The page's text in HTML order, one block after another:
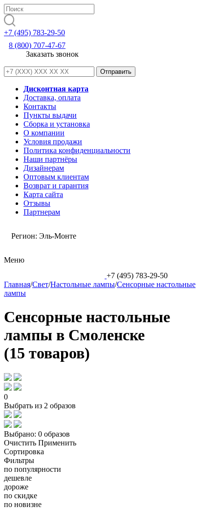
+7 (495) 783-29-50
8 (800) 707-47-67
Заказать звонок
Дисконтная карта
Доставка, оплата
Контакты
Пункты выдачи
Сборка и установка
О компании
Условия продажи
Политика конфиденциальности
Наши партнёры
Дизайнерам
Оптовым клиентам
Возврат и гарантия
Карта сайта
Отзывы
Партнерам
Регион: Эль-Монте
Меню
+7 (495) 783-29-50
Главная/Свет/Настольные лампы/Сенсорные настольные
лампы
Сенсорные настольные
лампы в Смоленске
(15 товаров)
0
Выбрать из 2 образов
Выбрано: 0 образов
Очистить Применить
Сортировка
Фильтры
по популярности
дешевле
дороже
по скидке
по новизне